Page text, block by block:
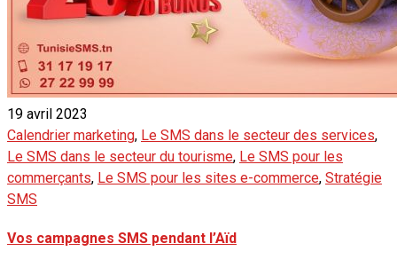
19 avril 2023
Calendrier marketing, Le SMS dans le secteur des services,
Le SMS dans le secteur du tourisme, Le SMS pour les
commerçants, Le SMS pour les sites e-commerce, Stratégie
SMS
Vos campagnes SMS pendant l’Aïd